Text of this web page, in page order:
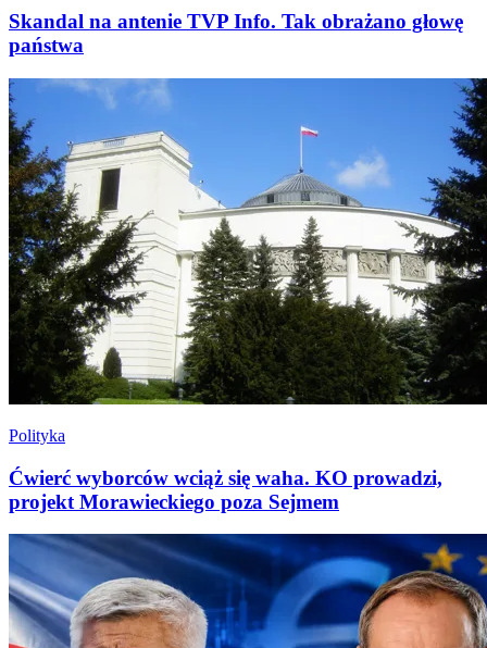
Skandal na antenie TVP Info. Tak obrażano głowę
państwa
Polityka
Ćwierć wyborców wciąż się waha. KO prowadzi,
projekt Morawieckiego poza Sejmem